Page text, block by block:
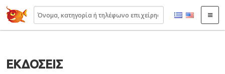
22410.gr
ΕΚΔΟΣΕΙΣ